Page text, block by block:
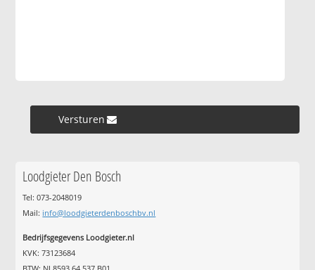
Versturen »
Loodgieter Den Bosch
Tel: 073-2048019
Mail: info@loodgieterdenboschbv.nl
Bedrijfsgegevens Loodgieter.nl
KVK: 73123684